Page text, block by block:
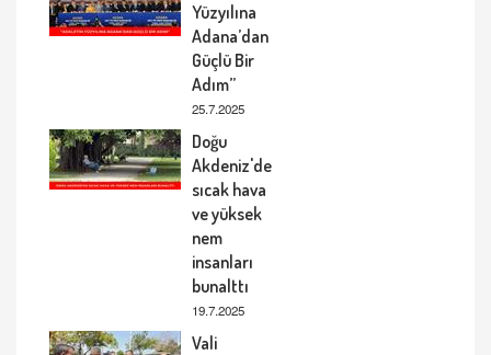
Yüzyılına
Adana’dan
Güçlü Bir
Adım”
25.7.2025
Doğu
Akdeniz'de
sıcak hava
ve yüksek
nem
insanları
bunalttı
19.7.2025
Vali